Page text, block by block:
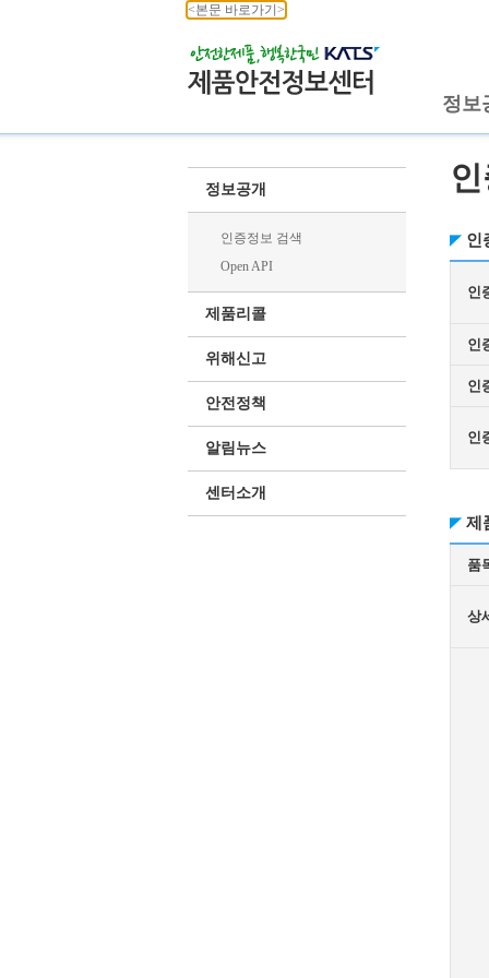
<본문 바로가기>
정보
정보공개
인증정보 검색
Open API
제품리콜
위해신고
안전정책
알림뉴스
센터소개
인
인
인
인
인
제
품
상